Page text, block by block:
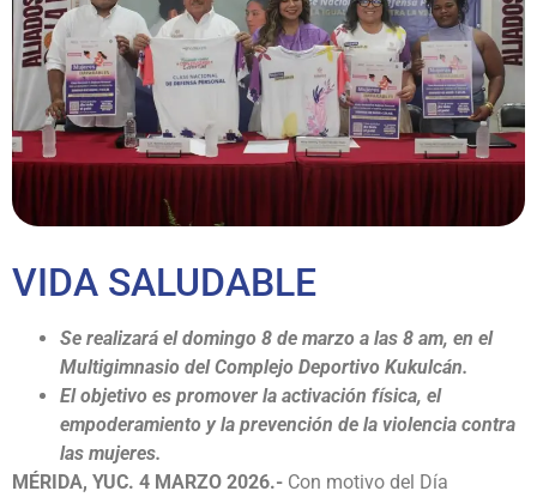
VIDA SALUDABLE
Se realizará el domingo 8 de marzo a las 8 am, en el
Multigimnasio del Complejo Deportivo Kukulcán.
El objetivo es promover la activación física, el
empoderamiento y la prevención de la violencia contra
las mujeres.
MÉRIDA, YUC. 4 MARZO 2026.- Con motivo del Día